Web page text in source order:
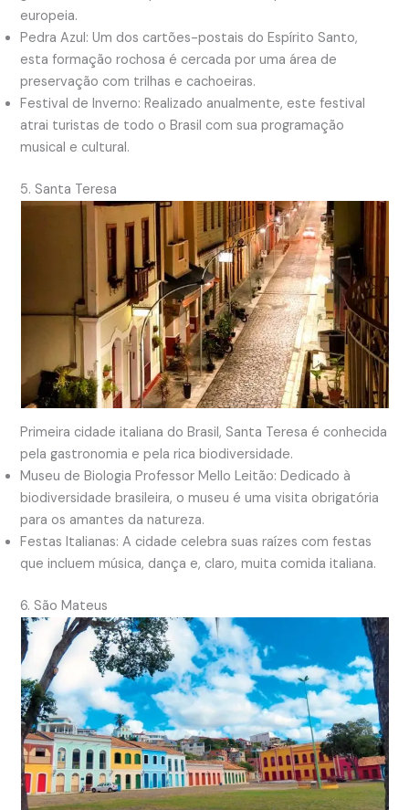
europeia.
Pedra Azul: Um dos cartões-postais do Espírito Santo,
esta formação rochosa é cercada por uma área de
preservação com trilhas e cachoeiras.
Festival de Inverno: Realizado anualmente, este festival
atrai turistas de todo o Brasil com sua programação
musical e cultural.
5. Santa Teresa
Primeira cidade italiana do Brasil, Santa Teresa é conhecida
pela gastronomia e pela rica biodiversidade.
Museu de Biologia Professor Mello Leitão: Dedicado à
biodiversidade brasileira, o museu é uma visita obrigatória
para os amantes da natureza.
Festas Italianas: A cidade celebra suas raízes com festas
que incluem música, dança e, claro, muita comida italiana.
6. São Mateus